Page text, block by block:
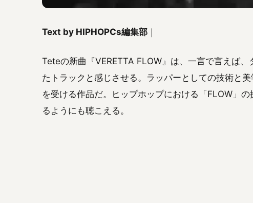
Text by HIPHOPCs編集部 ｜
Teteの新曲『VERETTA FLOW』は、一言で言えば
たトラックと感じさせる。ラッパーとしての技術と
を受ける作品だ。ヒップホップにおける「FLOW」
るようにも聴こえる。